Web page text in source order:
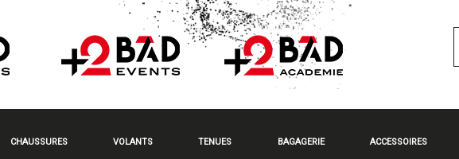
CHAUSSURES VOLANTS TENUES BAGAGERIE ACCESSOIRES